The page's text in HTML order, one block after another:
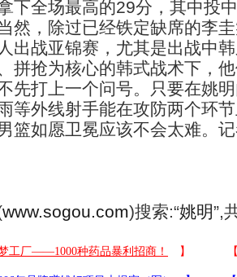
下全场最高的29分，其中投
，除过已经铁定缺席的李圭
出战亚锦赛，尤其是出战中
拼抢为核心的韩式战术下，
先打上一个问号。只要在姚
等外线射手能在攻防两个环
篮如愿卫冕应该不会太难。
www.sogou.com)搜索:“姚明”,